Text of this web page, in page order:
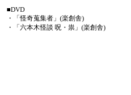
■DVD
・「怪奇蒐集者」(楽創舎)
・「六本木怪談 呪・祟」(楽創舎)